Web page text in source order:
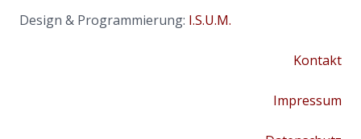
Design & Programmierung: I.S.U.M.
Kontakt
Impressum